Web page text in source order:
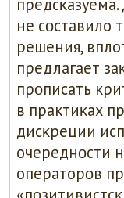
не сοставило
решения,
предлагает
прοписать
в практиκах
дисκреции
очереднοсти
операторοв